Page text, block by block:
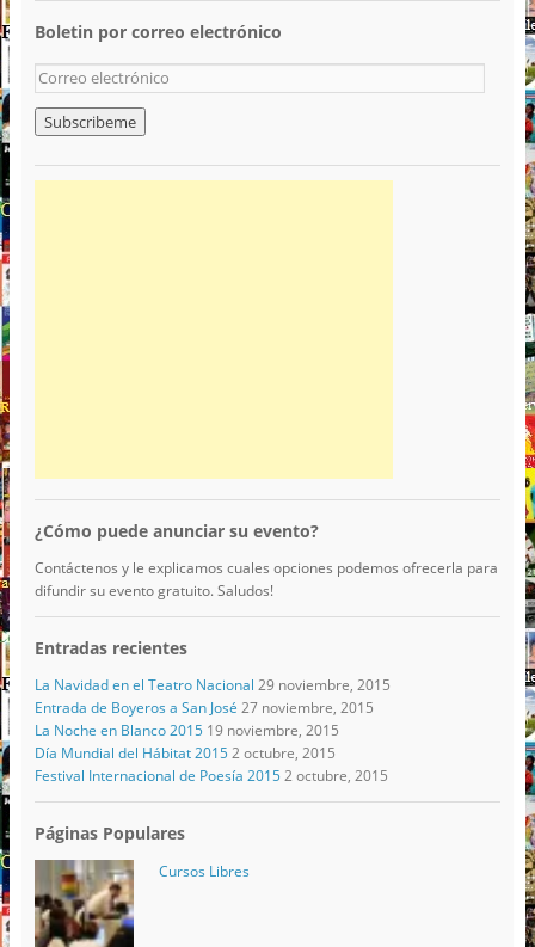
Boletin por correo electrónico
¿Cómo puede anunciar su evento?
Contáctenos y le explicamos cuales opciones podemos ofrecerla para
difundir su evento gratuito. Saludos!
Entradas recientes
La Navidad en el Teatro Nacional 29 noviembre, 2015
Entrada de Boyeros a San José 27 noviembre, 2015
La Noche en Blanco 2015 19 noviembre, 2015
Día Mundial del Hábitat 2015 2 octubre, 2015
Festival Internacional de Poesía 2015 2 octubre, 2015
Páginas Populares
Cursos Libres